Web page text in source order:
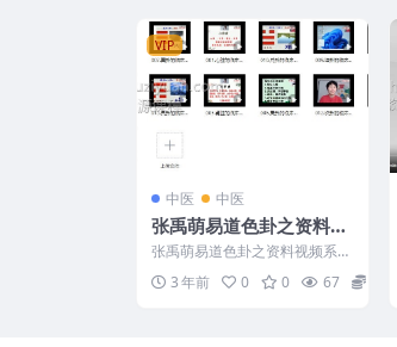
VIP
中医 中医
张禹萌易道色卦之资料视
频系统课
张禹萌易道色卦之资料视频系统
课 231176 001.心脏的临床应
用.mp4 0...
3 年前 0 0 67